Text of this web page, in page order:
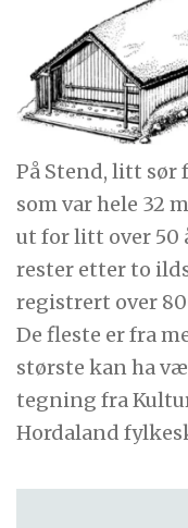
På Stend, litt sør
som var hele 32
ut for litt over 50
rester etter to
registrert over
De fleste er fra
største kan ha
tegning fra
Hordaland